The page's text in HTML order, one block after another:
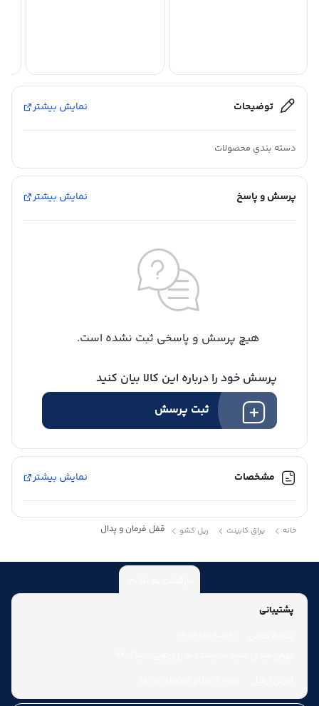
توضیحات نمایش بیشتر
دسته بندی محصولات
پرسش و پاسخ نمایش بیشتر
هیچ پرسش و پاسخی ثبت نشده است.
پرسش خود را درباره این کالا بیان کنید
ثبت پرسش
مشخصات نمایش بیشتر
خانه یراق کابینت ریل کشو قفل فرمان و پدال
پشتیبانی